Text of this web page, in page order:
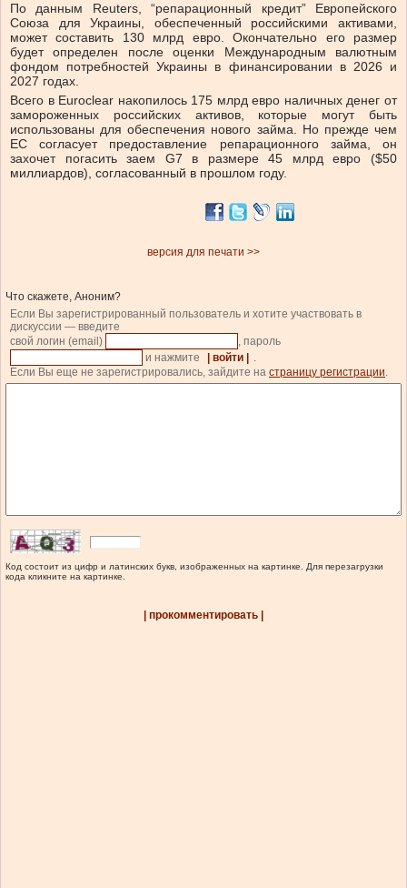
По данным Reuters, “репарационный кредит” Европейского
Союза для Украины, обеспеченный российскими активами,
может составить 130 млрд евро. Окончательно его размер
будет определен после оценки Международным валютным
фондом потребностей Украины в финансировании в 2026 и
2027 годах.
Всего в Euroclear накопилось 175 млрд евро наличных денег от
замороженных российских активов, которые могут быть
использованы для обеспечения нового займа. Но прежде чем
ЕС согласует предоставление репарационного займа, он
захочет погасить заем G7 в размере 45 млрд евро ($50
миллиардов), согласованный в прошлом году.
версия для печати >>
Что скажете, Аноним?
Если Вы зарегистрированный пользователь и хотите участвовать в
дискуссии — введите
свой логин (email)
, пароль
и нажмите
| войти |
.
Если Вы еще не зарегистрировались, зайдите на страницу регистрации.
Код состоит из цифр и латинских букв, изображенных на картинке. Для перезагрузки
кода кликните на картинке.
| прокомментировать |